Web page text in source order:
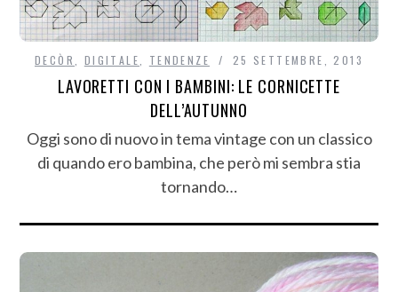
DECÒR DIGITALE TENDENZE 25 SETTEMBRE, 2013
LAVORETTI CON I BAMBINI: LE CORNICETTE
DELL’AUTUNNO
Oggi sono di nuovo in tema vintage con un classico
di quando ero bambina, che però mi sembra stia
tornando…